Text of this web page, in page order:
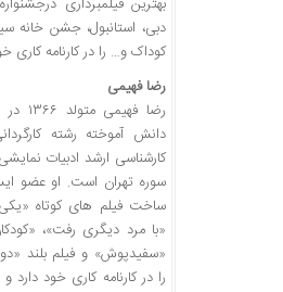
دبی، استانبول، جشن خانه
کوداک و… را در کارنامه کاری
رضا فهیمی
رضا
دانش آموخته رشته
کارشناسی ارشد ادبیات
سوره تهران است. او عضو
ساخت فیلم های کوتاه
«با مرد دیگری رفت»،
«سفیدپوش» و فیلم بلند
را در کارنامه کاری خود دارد و